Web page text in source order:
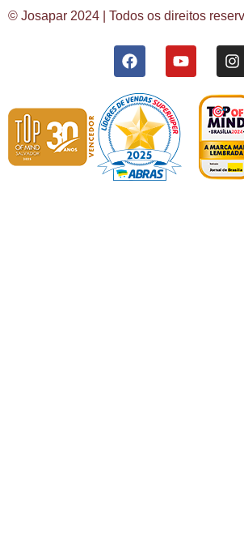
© Josapar 2024 | Todos os direitos